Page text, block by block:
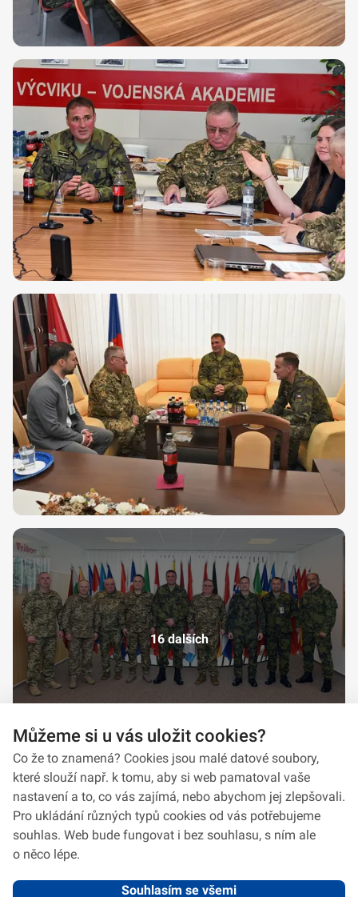
16 dalších
Můžeme si u vás uložit cookies?
Co že to znamená? Cookies jsou malé datové soubory,
které slouží např. k tomu, aby si web pamatoval vaše
nastavení a to, co vás zajímá, nebo abychom jej zlepšovali.
Pro ukládání různých typů cookies od vás potřebujeme
souhlas. Web bude fungovat i bez souhlasu, s ním ale
o něco lépe.
Souhlasím se všemi